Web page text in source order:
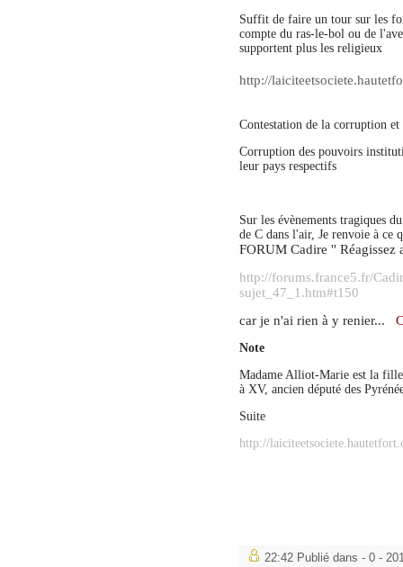
Suffit de faire un tour sur les
compte du ras-le-bol ou de
supportent plus les religieux
http://
Contestation de la corruption et
Corruption des pouvoirs
leur pays respectifs
Sur les évènements tragiques
de C dans l'air, Je renvoie à ce
FORUM Cadire '' Réagissez
http://forums.france5.fr/
sujet_47_1.htm#t150
car je n'ai rien à y renier...
Note
Madame Alliot-Marie est la
à XV, ancien député des
Suite
http://
22:42 Publié dans - 0 -